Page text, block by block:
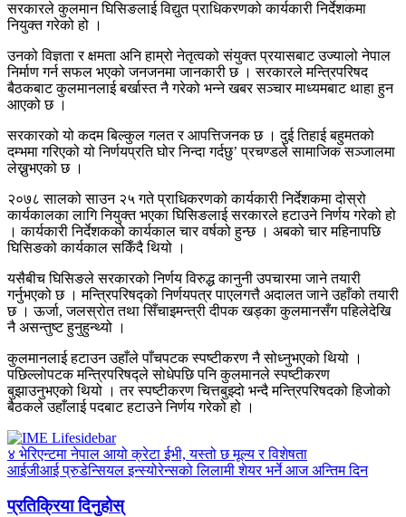
सरकारले कुलमान घिसिङलाई विद्युत प्राधिकरणको कार्यकारी निर्देशकमा
नियुक्त गरेको हो ।
उनको विज्ञता र क्षमता अनि हाम्रो नेतृत्वको संयुक्त प्रयासबाट उज्यालो नेपाल
निर्माण गर्न सफल भएको जनजनमा जानकारी छ । सरकारले मन्त्रिपरिषद
बैठकबाट कुलमानलाई बर्खास्त नै गरेको भन्ने खबर सञ्चार माध्यमबाट थाहा हुन
आएको छ ।
सरकारको यो कदम बिल्कुल गलत र आपत्तिजनक छ । दुई तिहाई बहुमतको
दम्भमा गरिएको यो निर्णयप्रति घोर निन्दा गर्दछु’ प्रचण्डले सामाजिक सञ्जालमा
लेख्नुभएको छ ।
२०७८ सालको साउन २५ गते प्राधिकरणको कार्यकारी निर्देशकमा दोस्रो
कार्यकालका लागि नियुक्त भएका घिसिङलाई सरकारले हटाउने निर्णय गरेको हो
। कार्यकारी निर्देशकको कार्यकाल चार वर्षको हुन्छ । अबको चार महिनापछि
घिसिङको कार्यकाल सकिँदै थियो ।
यसैबीच घिसिङले सरकारको निर्णय विरुद्ध कानुनी उपचारमा जाने तयारी
गर्नुभएको छ । मन्त्रिपरिषद्को निर्णयपत्र पाएलगत्तै अदालत जाने उहाँको तयारी
छ । ऊर्जा, जलस्रोत तथा सिँचाइमन्त्री दीपक खड्का कुलमानसँग पहिलेदेखि
नै असन्तुष्ट हुनुहुन्थ्यो ।
कुलमानलाई हटाउन उहाँले पाँचपटक स्पष्टीकरण नै सोध्नुभएको थियो ।
पछिल्लोपटक मन्त्रिपरिषद्ले सोधेपछि पनि कुलमानले स्पष्टीकरण
बुझाउनुभएको थियो । तर स्पष्टीकरण चित्तबुझ्दो भन्दै मन्त्रिपरिषदको हिजोको
बैठकले उहाँलाई पदबाट हटाउने निर्णय गरेको हो ।
४ भेरिएन्टमा नेपाल आयो क्रेटा ईभी, यस्तो छ मूल्य र विशेषता
आईजीआई प्रुडेन्सियल इन्स्योरेन्सको लिलामी शेयर भर्ने आज अन्तिम दिन
प्रतिक्रिया दिनुहोस्